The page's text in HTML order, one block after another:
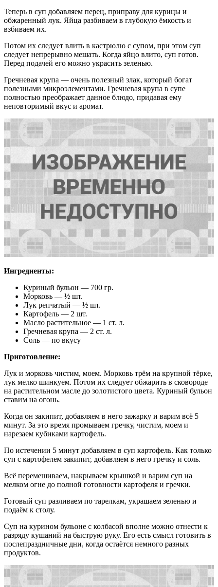
Теперь в суп добавляем перец, приправу для курицы и
обжаренный лук. Яйца разбиваем в глубокую ёмкость и
взбиваем их.
Потом их следует влить в кастрюлю с супом, при этом суп
следует непрерывно мешать. Когда яйцо влито, суп готов.
Перед подачей его можно украсить зеленью.
Гречневая крупа — очень полезный злак, который богат
полезными микроэлементами. Гречневая крупа в супе
полностью преображает данное блюдо, придавая ему
неповторимый вкус и аромат.
Ингредиенты:
Куриный бульон — 700 гр.
Морковь — ½ шт.
Лук репчатый — ½ шт.
Картофель — 2 шт.
Масло растительное — 1 ст. л.
Гречневая крупа — 2 ст. л.
Соль — по вкусу
Приготовление:
Лук и морковь чистим, моем. Морковь трём на крупной тёрке,
лук мелко шинкуем. Потом их следует обжарить в сковороде
на растительном масле до золотистого цвета. Куриный бульон
ставим на огонь.
Когда он закипит, добавляем в него зажарку и варим всё 5
минут. За это время промываем гречку, чистим, моем и
нарезаем кубиками картофель.
По истечении 5 минут добавляем в суп картофель. Как только
суп с картофелем закипит, добавляем в него гречку и соль.
Всё перемешиваем, накрываем крышкой и варим суп на
мелком огне до полной готовности картофеля и гречки.
Готовый суп разливаем по тарелкам, украшаем зеленью и
подаём к столу.
Суп на курином бульоне с колбасой вполне можно отнести к
разряду кушаний на быструю руку. Его есть смысл готовить в
послепраздничные дни, когда остаётся немного разных
продуктов.